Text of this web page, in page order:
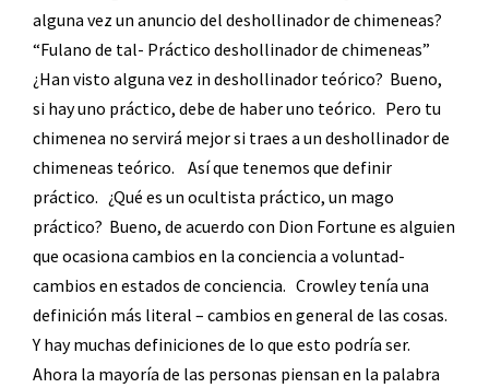
alguna vez un anuncio del deshollinador de chimeneas?
“Fulano de tal- Práctico deshollinador de chimeneas”
¿Han visto alguna vez in deshollinador teórico? Bueno,
si hay uno práctico, debe de haber uno teórico. Pero tu
chimenea no servirá mejor si traes a un deshollinador de
chimeneas teórico.
Así que tenemos que definir
práctico. ¿Qué es un ocultista práctico, un mago
práctico? Bueno, de acuerdo con Dion Fortune es alguien
que ocasiona cambios en la conciencia a voluntad-
cambios en estados de conciencia. Crowley tenía una
definición más literal – cambios en general de las cosas.
Y hay muchas definiciones de lo que esto podría ser.
Ahora la mayoría de las personas piensan en la palabra